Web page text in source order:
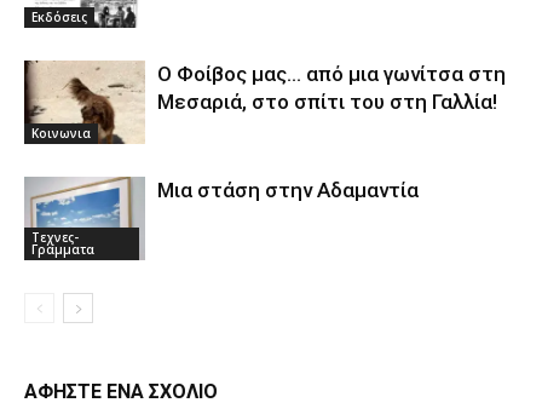
Εκδόσεις
Κοινωνια
Ο Φοίβος μας… από μια γωνίτσα στη
Μεσαριά, στο σπίτι του στη Γαλλία!
Τεχνες-
Γραμματα
Μια στάση στην Αδαμαντία
ΑΦΗΣΤΕ ΕΝΑ ΣΧΟΛΙΟ